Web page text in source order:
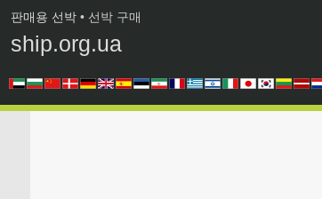
판매용 선박 • 선박 구매
ship.org.ua